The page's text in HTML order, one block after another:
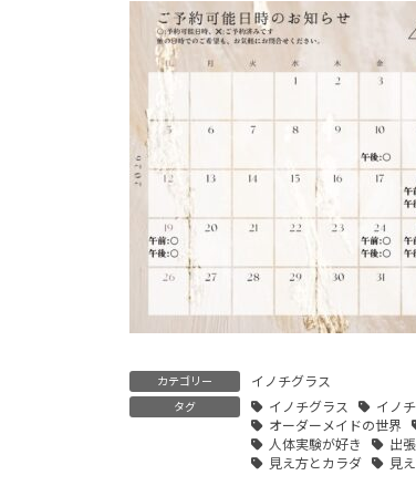
カテゴリー イノチグラス
タグ イノチグラス イノ
オーダーメイドの世界
人体実験が好き
出
見え方とカラダ
見